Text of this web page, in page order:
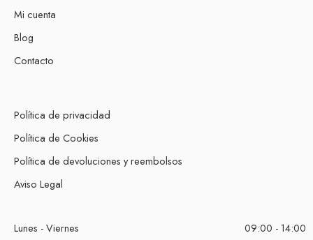
Mi cuenta
Blog
Contacto
Política de privacidad
Política de Cookies
Política de devoluciones y reembolsos
Aviso Legal
Lunes - Viernes
09:00 - 14:00